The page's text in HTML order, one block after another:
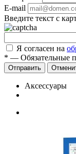
E-mail
Введите текст с
Я согласен на
* — Обязательные
Отправить
Аксессуары